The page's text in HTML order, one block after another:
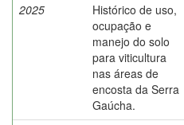
2025
Histórico de uso,
ocupação e
manejo do solo
para viticultura
nas áreas de
encosta da Serra
Gaúcha.